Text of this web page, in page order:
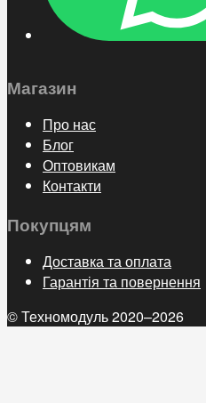
Магазин
Про нас
Блог
Оптовикам
Контакти
Покупцям
Доставка та оплата
Гарантія та повернення
© Техномодуль 2020–2026